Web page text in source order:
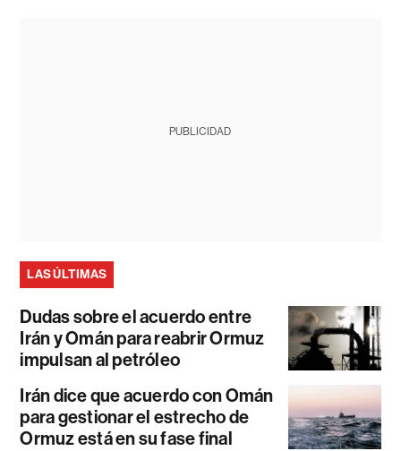
PUBLICIDAD
LAS ÚLTIMAS
Dudas sobre el acuerdo entre
Irán y Omán para reabrir Ormuz
impulsan al petróleo
Irán dice que acuerdo con Omán
para gestionar el estrecho de
Ormuz está en su fase final